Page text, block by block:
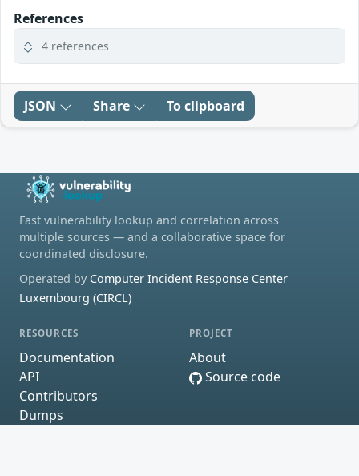
References
4 references
JSON Share To clipboard
Fast vulnerability lookup and correlation across
multiple sources — and a collaborative space for
coordinated disclosure.
Operated by Computer Incident Response Center
Luxembourg (CIRCL)
RESOURCES
Documentation
API
Contributors
Dumps
PROJECT
About
Source code